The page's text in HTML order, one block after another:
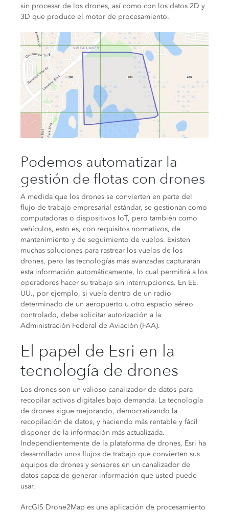
sin procesar de los drones, así como con los datos 2D y
3D que produce el motor de procesamiento.
Podemos automatizar la
gestión de flotas con drones
A medida que los drones se convierten en parte del
flujo de trabajo empresarial estándar, se gestionan como
computadoras o dispositivos IoT, pero también como
vehículos, esto es, con requisitos normativos, de
mantenimiento y de seguimiento de vuelos. Existen
muchas soluciones para rastrear los vuelos de los
drones, pero las tecnologías más avanzadas capturarán
esta información automáticamente, lo cual permitirá a los
operadores hacer su trabajo sin interrupciones. En EE.
UU., por ejemplo, si vuela dentro de un radio
determinado de un aeropuerto u otro espacio aéreo
controlado, debe solicitar autorización a la
Administración Federal de Aviación (FAA).
El papel de Esri en la
tecnología de drones
Los drones son un valioso canalizador de datos para
recopilar activos digitales bajo demanda. La tecnología
de drones sigue mejorando, democratizando la
recopilación de datos, y haciendo más rentable y fácil
disponer de la información más actualizada.
Independientemente de la plataforma de drones, Esri ha
desarrollado unos flujos de trabajo que convierten sus
equipos de drones y sensores en un canalizador de
datos capaz de generar información que usted puede
usar.
ArcGIS Drone2Map es una aplicación de procesamiento